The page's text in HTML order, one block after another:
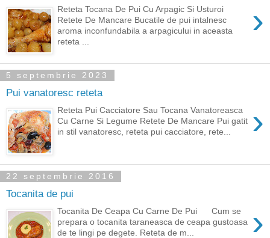
›
Reteta Tocana De Pui Cu Arpagic Si Usturoi
Retete De Mancare Bucatile de pui intalnesc
aroma inconfundabila a arpagicului in aceasta
reteta ...
5 septembrie 2023
Pui vanatoresc reteta
›
Reteta Pui Cacciatore Sau Tocana Vanatoreasca
Cu Carne Si Legume Retete De Mancare Pui gatit
in stil vanatoresc, reteta pui cacciatore, rete...
22 septembrie 2016
Tocanita de pui
›
Tocanita De Ceapa Cu Carne De Pui Cum se
prepara o tocanita taraneasca de ceapa gustoasa
de te lingi pe degete. Reteta de m...